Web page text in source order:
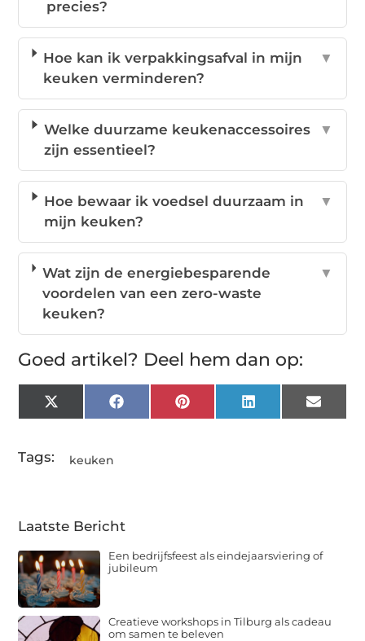
precies?
Hoe kan ik verpakkingsafval in mijn
keuken verminderen?
▼
Welke duurzame keukenaccessoires
zijn essentieel?
▼
Hoe bewaar ik voedsel duurzaam in
mijn keuken?
▼
Wat zijn de energiebesparende
voordelen van een zero-waste
keuken?
▼
Goed artikel? Deel hem dan op:
X
(Twitter)
FacebookPinterestLinkedInEmail
Tags: keuken
Laatste Bericht
Een bedrijfsfeest als eindejaarsviering of
jubileum
Creatieve workshops in Tilburg als cadeau
om samen te beleven